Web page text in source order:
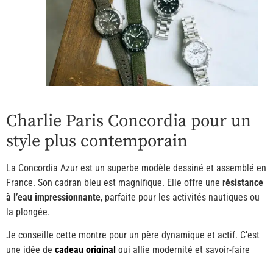
Charlie Paris Concordia pour un
style plus contemporain
La Concordia Azur est un superbe modèle dessiné et assemblé en
France. Son cadran bleu est magnifique. Elle offre une résistance
à l’eau impressionnante, parfaite pour les activités nautiques ou
la plongée.
Je conseille cette montre pour un père dynamique et actif. C’est
une idée de cadeau original qui allie modernité et savoir-faire